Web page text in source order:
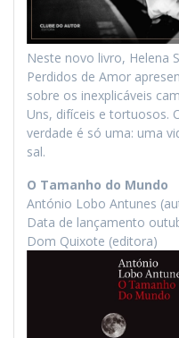
Neste novo livro, Helena
Perdidos de Amor
sobre os inexplicáveis
Uns, difíceis e tortuosos.
verdade é só uma: uma
sal.
O Tamanho do Mundo
António Lobo Antunes
Data de lançamento
Dom Quixote (editora)